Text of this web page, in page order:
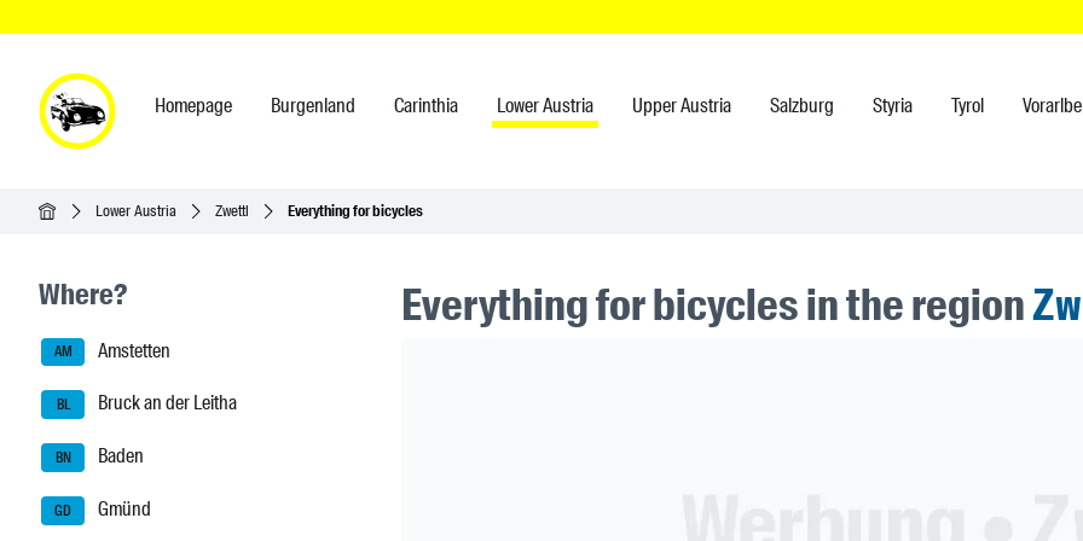
Homepage Burgenland Carinthia Lower Austria Upper Austria Salzburg Styria Tyrol
HomepageLower Austria Zwettl Everything for bicycles
Seitenleisten-Navigation
Where?
AM Amstetten
BL Bruck an der Leitha
BN Baden
GD Gmünd
Everything for bicycles in the region